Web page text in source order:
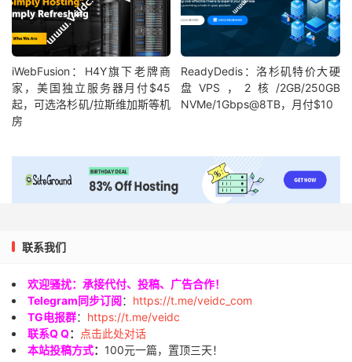
iWebFusion：H4Y旗下老牌商
家，美国独立服务器月付$45
起，可选洛杉矶/拉斯维加斯等机
房
ReadyDedis：洛杉矶特价大硬
盘VPS，2核/2GB/250GB
NVMe/1Gbps@8TB，月付$10
联系我们
欢迎骚扰：承接代付、投稿、广告合作！
Telegram同步订阅： https://t.me/veidc_com
TG电报群： https://t.me/veidc
联系Q Q：
点击此处对话
本站投稿方式： 100元一篇，置顶三天！